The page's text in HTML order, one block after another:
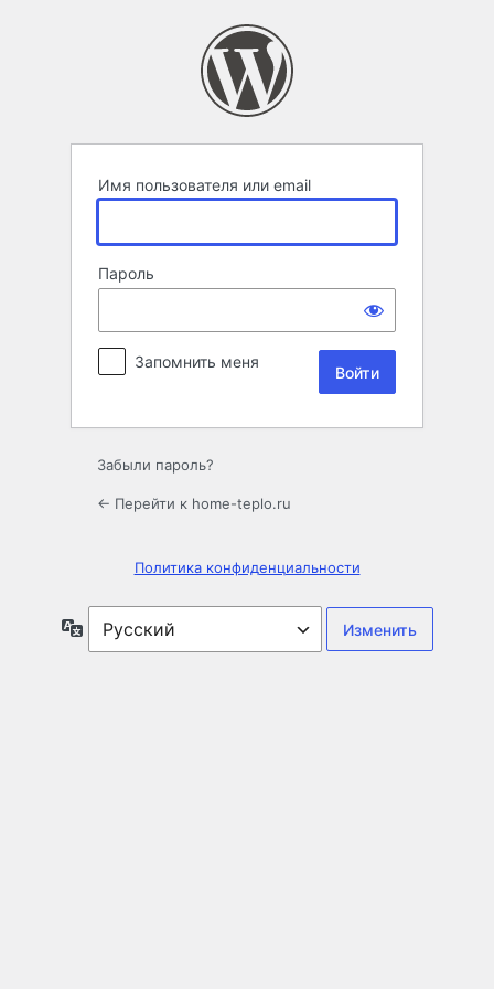
Имя пользователя или email
Пароль
Запомнить меня
Забыли пароль?
← Перейти к home-teplo.ru
Политика конфиденциальности
Язык